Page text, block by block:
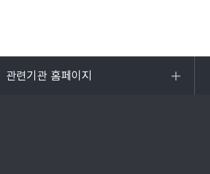
관련기관 홈페이지
목록